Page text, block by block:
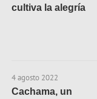
cultiva la alegría
4 agosto 2022
Cachama, un